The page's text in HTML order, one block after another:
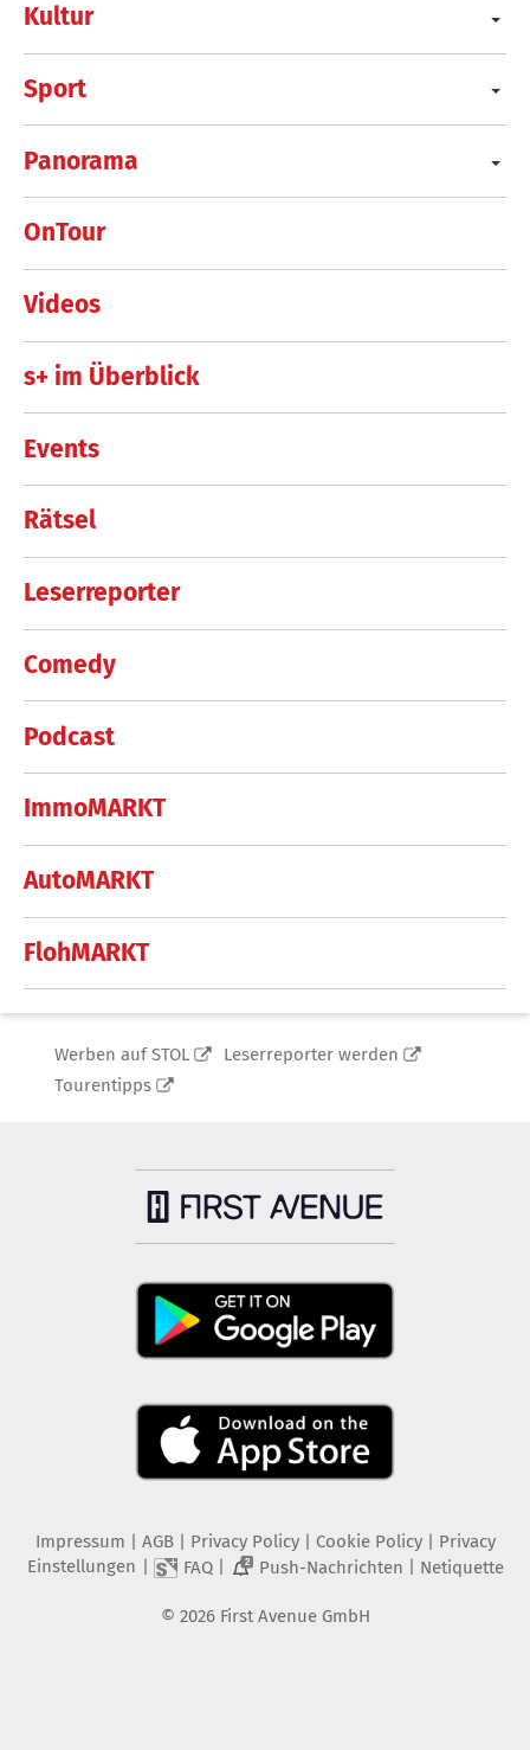
Kultur
Sport
Panorama
OnTour
Videos
s+ im Überblick
Events
Rätsel
Leserreporter
Comedy
Podcast
ImmoMARKT
AutoMARKT
FlohMARKT
Werben auf STOL
Leserreporter werden
Tourentipps
Impressum AGB Privacy Policy| Cookie Policy| Privacy
Einstellungen
FAQ| 2 Push-Nachrichten Netiquette
© 2026 First Avenue GmbH